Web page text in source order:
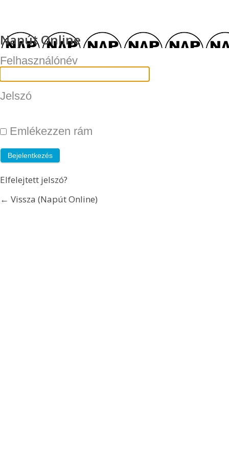
Napút Online
Felhasználónév
Jelszó
Emlékezzen rám
Elfelejtett jelszó?
← Vissza (Napút Online)